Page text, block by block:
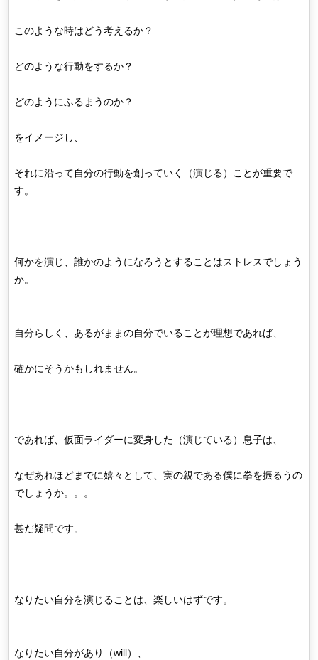
このような時はどう考えるか？
どのような行動をするか？
どのようにふるまうのか？
をイメージし、
それに沿って自分の行動を創っていく（演じる）ことが重要で
す。
何かを演じ、誰かのようになろうとすることはストレスでしょう
か。
自分らしく、あるがままの自分でいることが理想であれば、
確かにそうかもしれません。
であれば、仮面ライダーに変身した（演じている）息子は、
なぜあれほどまでに嬉々として、実の親である僕に拳を振るうの
でしょうか。。。
甚だ疑問です。
なりたい自分を演じることは、楽しいはずです。
なりたい自分があり（will）、